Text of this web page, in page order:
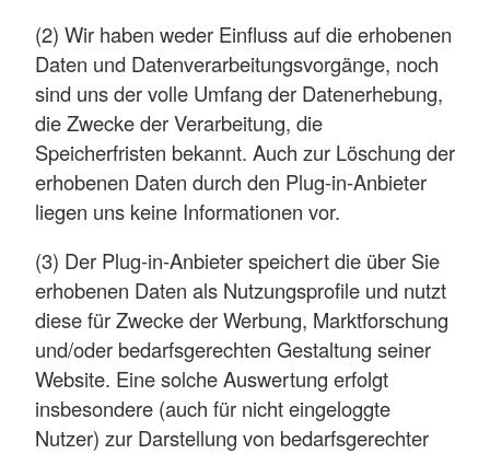
(2) Wir haben weder Einfluss auf die erhobenen
Daten und Datenverarbeitungsvorgänge, noch
sind uns der volle Umfang der Datenerhebung,
die Zwecke der Verarbeitung, die
Speicherfristen bekannt. Auch zur Löschung der
erhobenen Daten durch den Plug-in-Anbieter
liegen uns keine Informationen vor.
(3) Der Plug-in-Anbieter speichert die über Sie
erhobenen Daten als Nutzungsprofile und nutzt
diese für Zwecke der Werbung, Marktforschung
und/oder bedarfsgerechten Gestaltung seiner
Website. Eine solche Auswertung erfolgt
insbesondere (auch für nicht eingeloggte
Nutzer) zur Darstellung von bedarfsgerechter